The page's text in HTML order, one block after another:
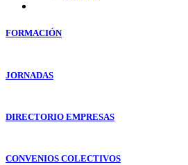
FORMACIÓN
JORNADAS
DIRECTORIO EMPRESAS
CONVENIOS COLECTIVOS